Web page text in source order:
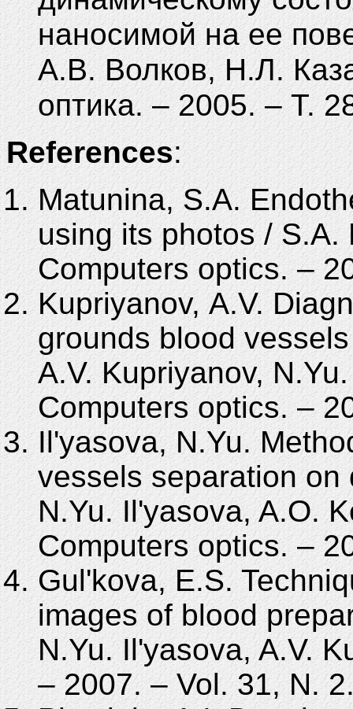
наносимой на ее
А.В. Волков, Н.Л.
оптика. – 2005. – Т.
References:
Matunina, S.A.
using its photos /
Computers optics. –
Kupriyanov, A.V.
grounds blood
A.V. Kupriyanov,
Computers optics. –
Il'yasova, N.Yu.
vessels separation on
N.Yu. Il'yasova, A.O.
Computers optics. –
Gul'kova, E.S.
images of blood
N.Yu. Il'yasova, A.V.
– 2007. – Vol. 31, N.